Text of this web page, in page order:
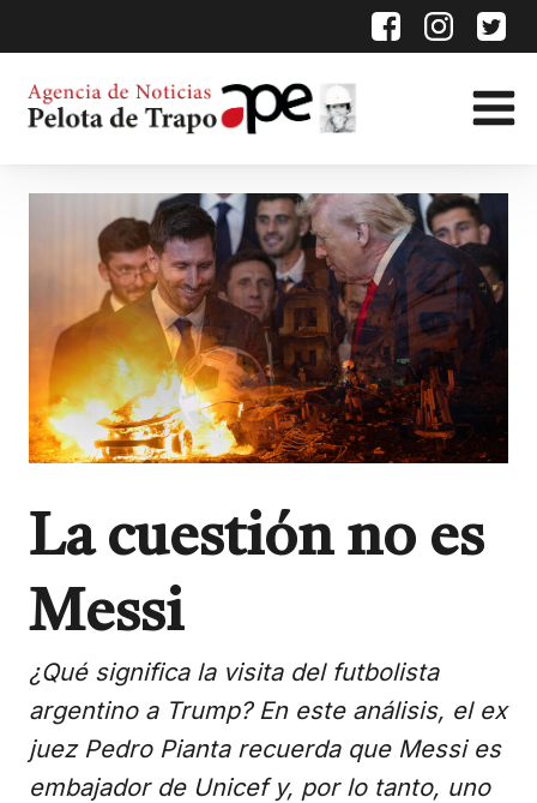
La cuestión no es
Messi
¿Qué significa la visita del futbolista
argentino a Trump? En este análisis, el ex
juez Pedro Pianta recuerda que Messi es
embajador de Unicef y, por lo tanto, uno